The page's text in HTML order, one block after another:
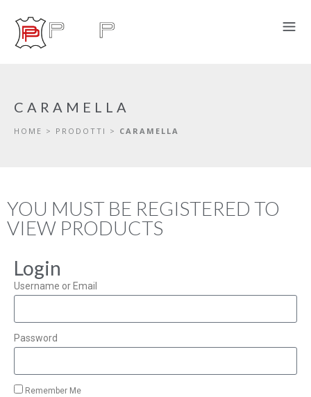
CARAMELLA
HOME > PRODOTTI > CARAMELLA
YOU MUST BE REGISTERED TO
VIEW PRODUCTS
Login
Username or Email
Password
Remember Me